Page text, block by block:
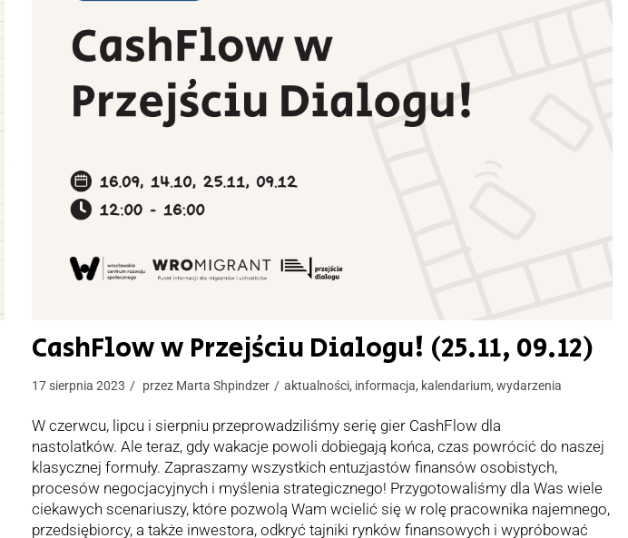
CashFlow w Przejściu Dialogu! (25.11, 09.12)
17 sierpnia 2023 przez Marta Shpindzer aktualności, informacja, kalendarium, wydarzenia
W czerwcu, lipcu i sierpniu przeprowadziliśmy serię gier CashFlow dla
nastolatków. Ale teraz, gdy wakacje powoli dobiegają końca, czas powrócić do naszej
klasycznej formuły. Zapraszamy wszystkich entuzjastów finansów osobistych,
procesów negocjacyjnych i myślenia strategicznego! Przygotowaliśmy dla Was wiele
ciekawych scenariuszy, które pozwolą Wam wcielić się w rolę pracownika najemnego,
przedsiębiorcy, a także inwestora, odkryć tajniki rynków finansowych i wypróbować